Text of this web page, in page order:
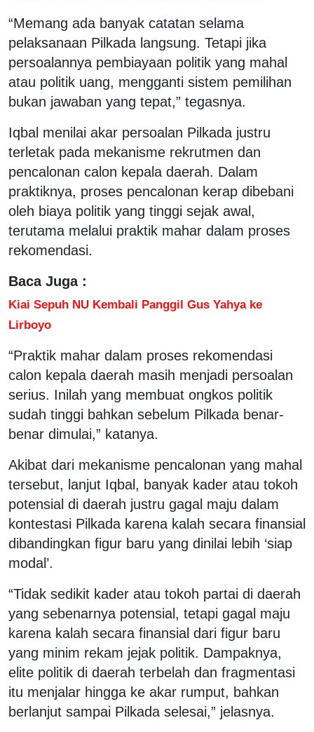
“Memang ada banyak catatan selama
pelaksanaan Pilkada langsung. Tetapi jika
persoalannya pembiayaan politik yang mahal
atau politik uang, mengganti sistem pemilihan
bukan jawaban yang tepat,” tegasnya.
Iqbal menilai akar persoalan Pilkada justru
terletak pada mekanisme rekrutmen dan
pencalonan calon kepala daerah. Dalam
praktiknya, proses pencalonan kerap dibebani
oleh biaya politik yang tinggi sejak awal,
terutama melalui praktik mahar dalam proses
rekomendasi.
Baca Juga :
Kiai Sepuh NU Kembali Panggil Gus Yahya ke
Lirboyo
“Praktik mahar dalam proses rekomendasi
calon kepala daerah masih menjadi persoalan
serius. Inilah yang membuat ongkos politik
sudah tinggi bahkan sebelum Pilkada benar-
benar dimulai,” katanya.
Akibat dari mekanisme pencalonan yang mahal
tersebut, lanjut Iqbal, banyak kader atau tokoh
potensial di daerah justru gagal maju dalam
kontestasi Pilkada karena kalah secara finansial
dibandingkan figur baru yang dinilai lebih ‘siap
modal’.
“Tidak sedikit kader atau tokoh partai di daerah
yang sebenarnya potensial, tetapi gagal maju
karena kalah secara finansial dari figur baru
yang minim rekam jejak politik. Dampaknya,
elite politik di daerah terbelah dan fragmentasi
itu menjalar hingga ke akar rumput, bahkan
berlanjut sampai Pilkada selesai,” jelasnya.